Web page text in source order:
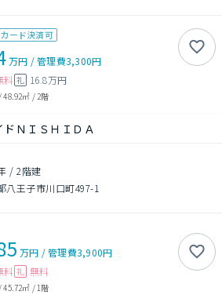
ード決済可
万円 /管理費3,300円
料 礼 16.8万円
48.92㎡ /2階
ドＮＩＳＨＩＤＡ
/2階建
八王子市川口町497-1
万円 /管理費3,900円
料 礼 無料
45.72㎡ / 1階